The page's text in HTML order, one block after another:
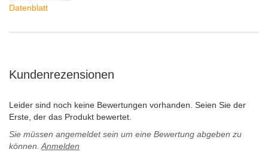
Datenblatt
Kundenrezensionen
Leider sind noch keine Bewertungen vorhanden. Seien Sie der
Erste, der das Produkt bewertet.
Sie müssen angemeldet sein um eine Bewertung abgeben zu
können.Anmelden